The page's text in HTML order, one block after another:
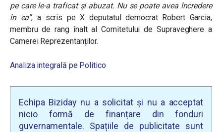
pe care le-a traficat și abuzat. Nu se poate avea încredere
în ea”, a scris pe X deputatul democrat Robert Garcia,
membru de rang înalt al Comitetului de Supraveghere a
Camerei Reprezentanților.
Analiza integrală pe Politico
Echipa Biziday nu a solicitat și nu a acceptat
nicio formă de finanțare din fonduri
guvernamentale. Spațiile de publicitate sunt